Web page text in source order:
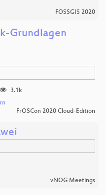
FOSSGIS 2020
Grundlagen
3.1k
FrOSCon 2020 Cloud-Edition
vNOG Meetings